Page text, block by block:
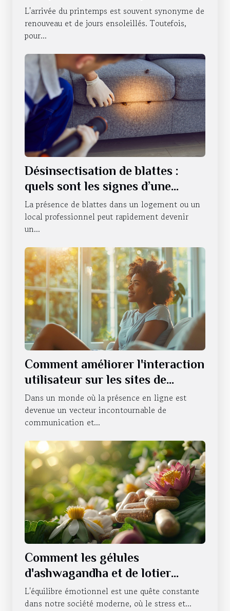
symptômes pour un confort au
quotidien
L'arrivée du printemps est souvent synonyme de
renouveau et de jours ensoleillés. Toutefois,
pour...
Désinsectisation de blattes :
quels sont les signes d’une
infestation ?
La présence de blattes dans un logement ou un
local professionnel peut rapidement devenir
un...
Comment améliorer l'interaction
utilisateur sur les sites de
thérapeutes
Dans un monde où la présence en ligne est
devenue un vecteur incontournable de
communication et...
Comment les gélules
d'ashwagandha et de lotier
favorisent le bien-être
émotionnel
L'équilibre émotionnel est une quête constante
dans notre société moderne, où le stress et...